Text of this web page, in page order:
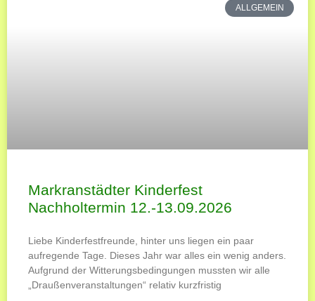
ALLGEMEIN
Markranstädter Kinderfest
Nachholtermin 12.-13.09.2026
Liebe Kinderfestfreunde, hinter uns liegen ein paar
aufregende Tage. Dieses Jahr war alles ein wenig anders.
Aufgrund der Witterungsbedingungen mussten wir alle
„Draußenveranstaltungen“ relativ kurzfristig